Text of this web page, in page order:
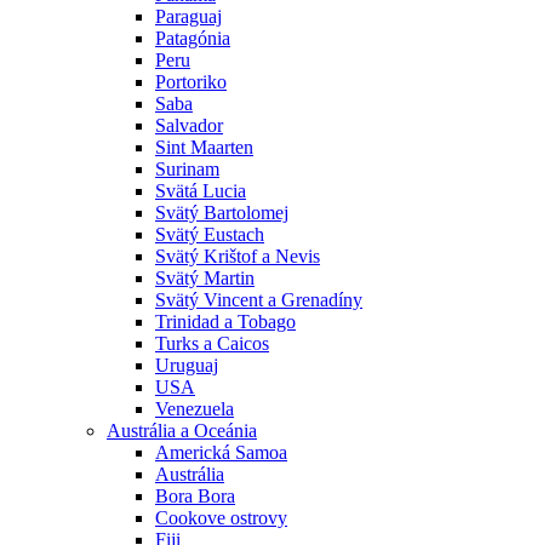
Paraguaj
Patagónia
Peru
Portoriko
Saba
Salvador
Sint Maarten
Surinam
Svätá Lucia
Svätý Bartolomej
Svätý Eustach
Svätý Krištof a Nevis
Svätý Martin
Svätý Vincent a Grenadíny
Trinidad a Tobago
Turks a Caicos
Uruguaj
USA
Venezuela
Austrália a Oceánia
Americká Samoa
Austrália
Bora Bora
Cookove ostrovy
Fiji